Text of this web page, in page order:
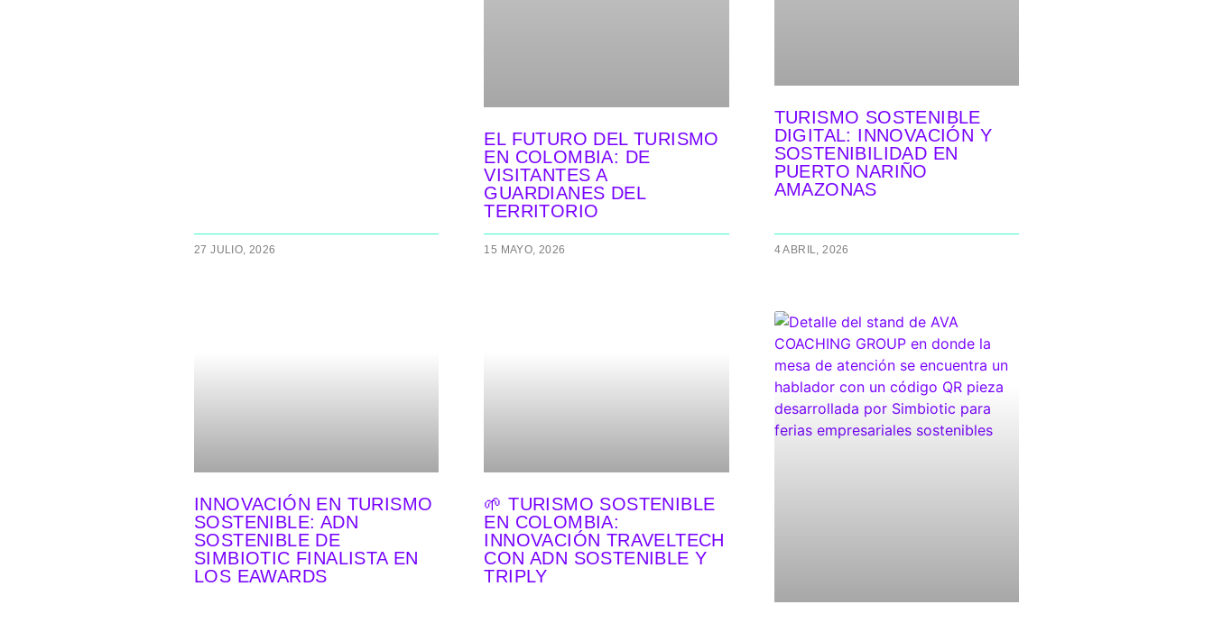
27 JULIO, 2026
EL FUTURO DEL TURISMO
EN COLOMBIA: DE
VISITANTES A
GUARDIANES DEL
TERRITORIO
15 MAYO, 2026
TURISMO SOSTENIBLE
DIGITAL: INNOVACIÓN Y
SOSTENIBILIDAD EN
PUERTO NARIÑO
AMAZONAS
4 ABRIL, 2026
INNOVACIÓN EN TURISMO
SOSTENIBLE: ADN
SOSTENIBLE DE
SIMBIOTIC FINALISTA EN
LOS EAWARDS
🌱 TURISMO SOSTENIBLE
EN COLOMBIA:
INNOVACIÓN TRAVELTECH
CON ADN SOSTENIBLE Y
TRIPLY